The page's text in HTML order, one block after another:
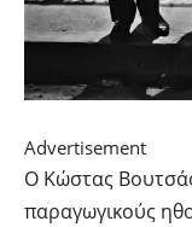
Advertisement
Ο Κώστας
παραγωγικούς